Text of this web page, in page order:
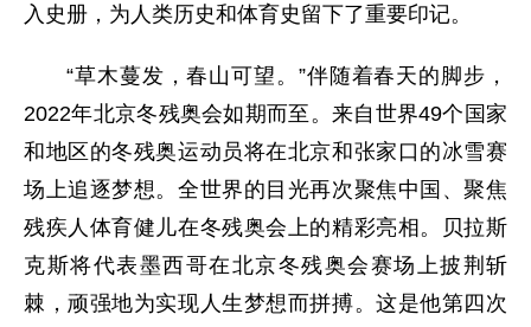
入史册，为人类历史和体育史留下了重要印记。
“草木蔓发，春山可望。”伴随着春天的脚步，
2022年北京冬残奥会如期而至。来自世界49个国家
和地区的冬残奥运动员将在北京和张家口的冰雪赛
场上追逐梦想。全世界的目光再次聚焦中国、聚焦
残疾人体育健儿在冬残奥会上的精彩亮相。贝拉斯
克斯将代表墨西哥在北京冬残奥会赛场上披荆斩
棘，顽强地为实现人生梦想而拼搏。这是他第四次